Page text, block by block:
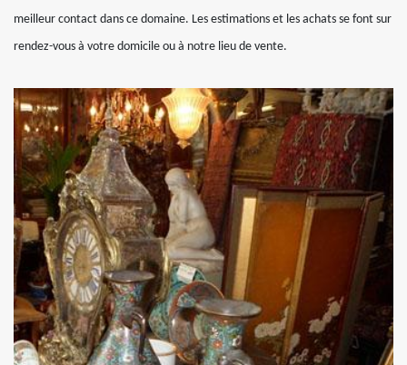
meilleur contact dans ce domaine. Les estimations et les achats se font sur
rendez-vous à votre domicile ou à notre lieu de vente.